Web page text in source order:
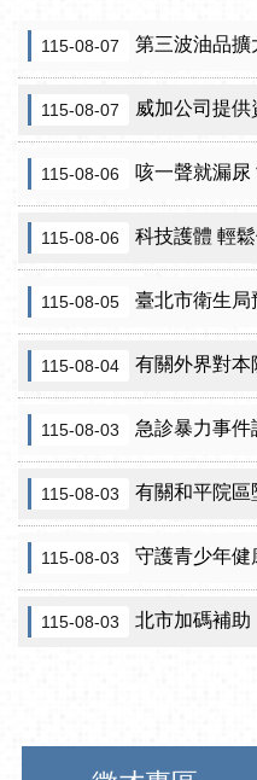
115-08-07 第三波油品擴大抽驗 2
115-08-07 威加公司提供資料不實臺
115-08-06 咳一聲就漏尿
115-08-06 科技護體 輕鬆修
115-08-05 臺北市衛生局預
115-08-04 有關外界對本
115-08-03 急診暴力事件
115-08-03 有關和平院區
115-08-03 守護青少年健康！把握HPV疫
115-08-03 北市加碼補助「產前